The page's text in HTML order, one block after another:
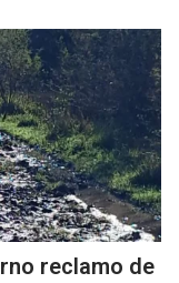
reclamo de